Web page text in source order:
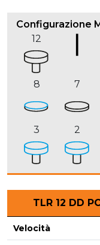
Configurazione
12
8 7
3 2
TLR 12 DD
Velocità